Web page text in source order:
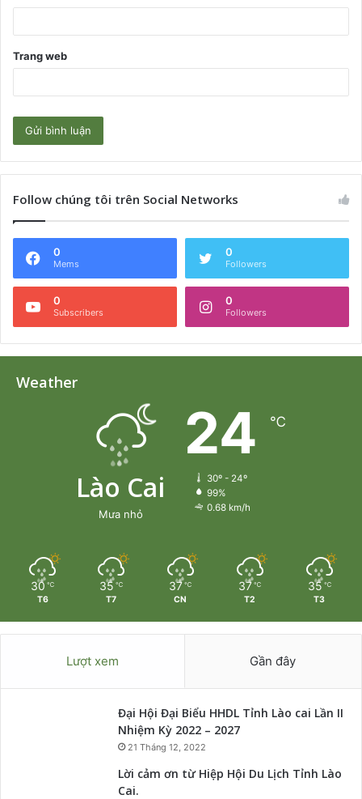
Trang web
Follow chúng tôi trên Social Networks
0
Mems
0
Followers
0
Subscribers
0
Followers
Weather
Lào Cai
Mưa nhỏ
24 ℃
30º - 24º
99%
0.68 km/h
30 ℃
T6
35 ℃
T7
37 ℃
CN
37 ℃
T2
35 ℃
T3
Lượt xem Gần đây
Đại Hội Đại Biểu HHDL Tỉnh Lào cai Lần II
Nhiệm Kỳ 2022 – 2027
21 Tháng 12, 2022
Lời cảm ơn từ Hiệp Hội Du Lịch Tỉnh Lào
Cai.